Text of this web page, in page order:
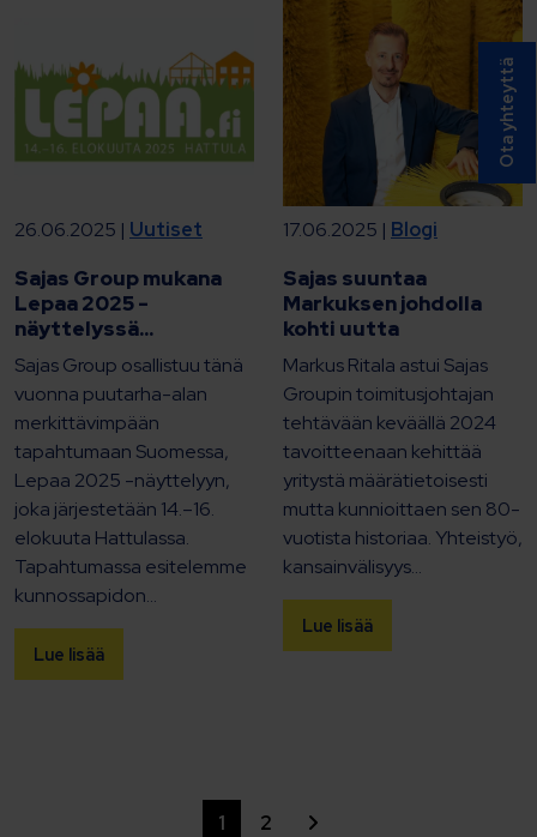
26.06.2025 | Uutiset
Sajas Group mukana
Lepaa 2025 -
näyttelyssä...
Sajas Group osallistuu tänä
vuonna puutarha-alan
merkittävimpään
tapahtumaan Suomessa,
Lepaa 2025 -näyttelyyn,
joka järjestetään 14.–16.
elokuuta Hattulassa.
Tapahtumassa esitelemme
kunnossapidon...
Lue lisää
17.06.2025 | Blogi
Sajas suuntaa
Markuksen johdolla
kohti uutta
Markus Ritala astui Sajas
Groupin toimitusjohtajan
tehtävään keväällä 2024
tavoitteenaan kehittää
yritystä määrätietoisesti
mutta kunnioittaen sen 80-
vuotista historiaa. Yhteistyö,
kansainvälisyys...
Lue lisää
1 2
Ota yhteyttä